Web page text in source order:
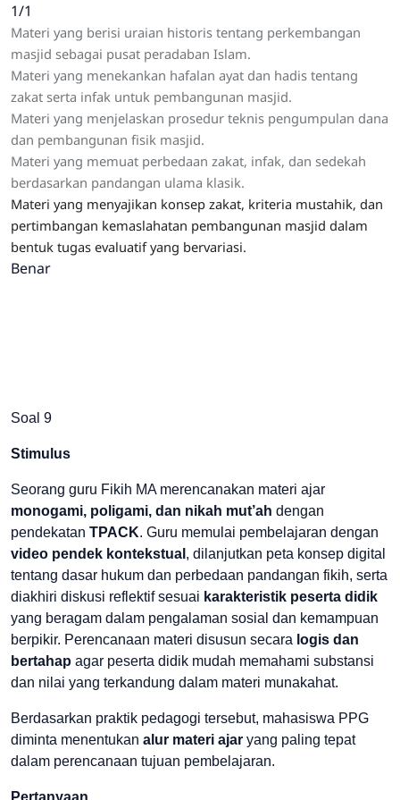
1/1
Materi yang berisi uraian historis tentang perkembangan
masjid sebagai pusat peradaban Islam.
Materi yang menekankan hafalan ayat dan hadis tentang
zakat serta infak untuk pembangunan masjid.
Materi yang menjelaskan prosedur teknis pengumpulan dana
dan pembangunan fisik masjid.
Materi yang memuat perbedaan zakat, infak, dan sedekah
berdasarkan pandangan ulama klasik.
Materi yang menyajikan konsep zakat, kriteria mustahik, dan
pertimbangan kemaslahatan pembangunan masjid dalam
bentuk tugas evaluatif yang bervariasi.
Benar
Soal 9
Stimulus
Seorang guru Fikih MA merencanakan materi ajar
monogami, poligami, dan nikah mut’ah dengan
pendekatan TPACK. Guru memulai pembelajaran dengan
video pendek kontekstual , dilanjutkan peta konsep digital
tentang dasar hukum dan perbedaan pandangan fikih, serta
diakhiri diskusi reflektif sesuai karakteristik peserta didik
yang beragam dalam pengalaman sosial dan kemampuan
berpikir. Perencanaan materi disusun secara logis dan
bertahap agar peserta didik mudah memahami substansi
dan nilai yang terkandung dalam materi munakahat.
Berdasarkan praktik pedagogi tersebut, mahasiswa PPG
diminta menentukan alur materi ajar yang paling tepat
dalam perencanaan tujuan pembelajaran.
Pertanyaan